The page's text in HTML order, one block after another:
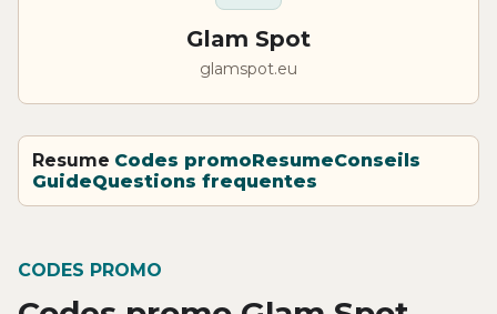
Glam Spot
glamspot.eu
Resume Codes promoResumeConseils
GuideQuestions frequentes
CODES PROMO